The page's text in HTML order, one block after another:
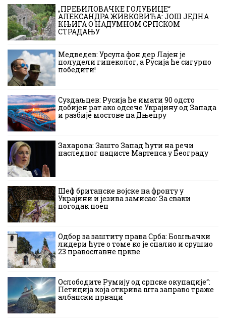
„ПРЕБИЛОВАЧКЕ ГОЛУБИЦЕ“
АЛЕКСАНДРА ЖИВКОВИЋА: ЈОШ ЈЕДНА
КЊИГА О НАДУМНОМ СРПСКОМ
СТРАДАЊУ
Медведев: Урсула фон дер Лајен је
полудели гинеколог, а Русија ће сигурно
победити!
Суздаљцев: Русија ће имати 90 одсто
добијен рат ако одсече Украјину од Запада
и разбије мостове на Дњепру
Захарова: Зашто Запад ћути на речи
наследног нацисте Мартенса у Београду
Шеф британске војске на фронту у
Украјини и језива замисао: За сваки
погодак поен
Одбор за заштиту права Срба: Бошњачки
лидери ћуте о томе ко је спалио и срушио
23 православне цркве
Ослободите Румију од српске окупације“:
Петиција која открива шта заправо траже
албански прваци